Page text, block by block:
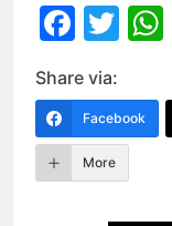
Share via:
Facebook
More